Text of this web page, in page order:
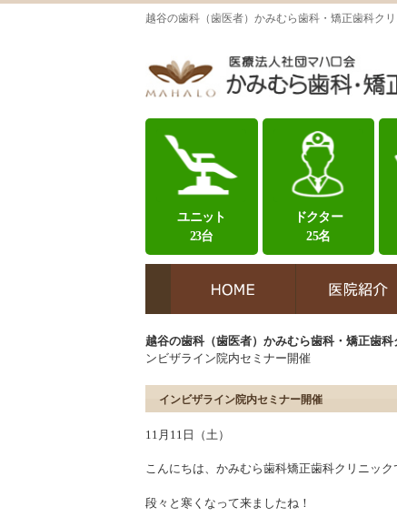
越谷の歯科（歯医者）かみむら歯科・矯正歯科ク
ユニット
23台
ドクター
25名
越谷の歯科（歯医者）かみむら歯科・矯正歯科
ンビザライン院内セミナー開催
インビザライン院内セミナー開催
11月11日（土）
こんにちは、かみむら歯科矯正歯科クリニック
段々と寒くなって来ましたね！